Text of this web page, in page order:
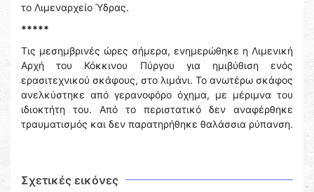
το Λιμεναρχείο Ύδρας.
*****
Τις μεσημβρινές ώρες σήμερα, ενημερώθηκε η Λιμενική
Αρχή του Κόκκινου Πύργου για ημιβύθιση ενός
ερασιτεχνικού σκάφους, στο λιμάνι. Το ανωτέρω σκάφος
ανελκύστηκε από γερανοφόρο όχημα, με μέριμνα του
ιδιοκτήτη του. Από το περιστατικό δεν αναφέρθηκε
τραυματισμός και δεν παρατηρήθηκε θαλάσσια ρύπανση.
Σχετικές εικόνες